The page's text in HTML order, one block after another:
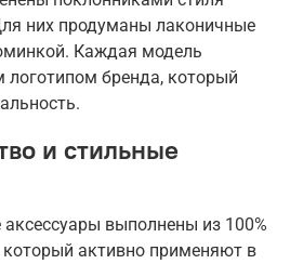
них продуманы лаконичные
Каждая модель
бренда, который
и стильные
выполнены из 100%
который активно применяют в